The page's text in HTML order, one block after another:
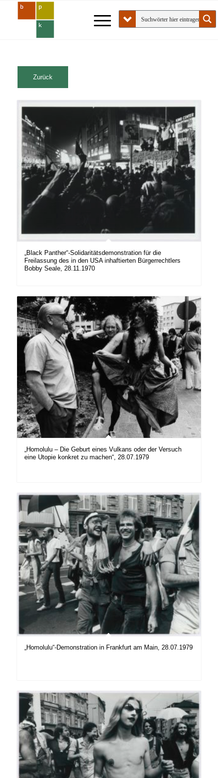
„Black Panther“-Solidaritätsdemonstration für die
Freilassung des in den USA inhaftierten Bürgerrechtlers
Bobby Seale, 28.11.1970
„Homolulu – Die Geburt eines Vulkans oder der Versuch
eine Utopie konkret zu machen“, 28.07.1979
„Homolulu“-Demonstration in Frankfurt am Main, 28.07.1979